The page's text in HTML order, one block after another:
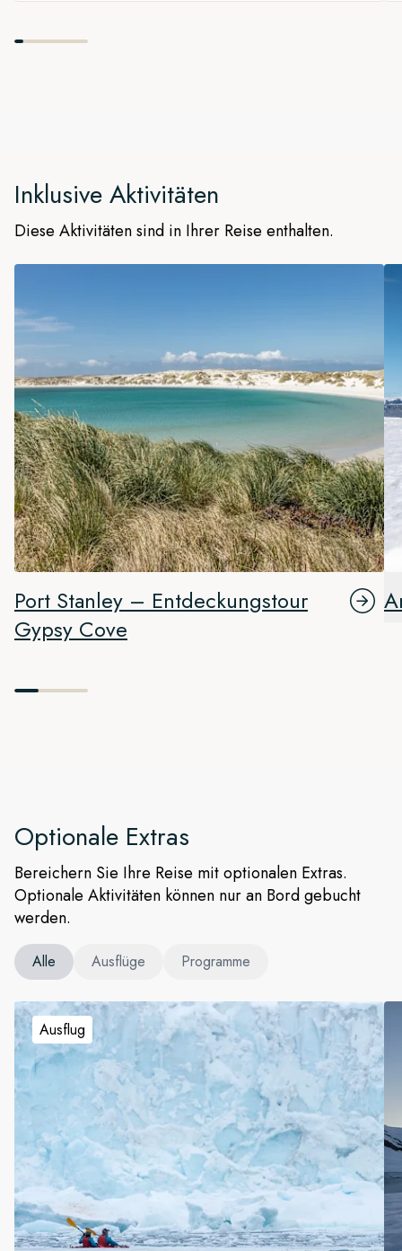
Inklusive Aktivitäten
Diese Aktivitäten sind in Ihrer Reise enthalten.
Port Stanley – Entdeckungstour
Gypsy Cove
Optionale Extras
Bereichern Sie Ihre Reise mit optionalen Extras.
Optionale Aktivitäten können nur an Bord gebucht
werden.
Alle Ausflüge Programme
Ausflug